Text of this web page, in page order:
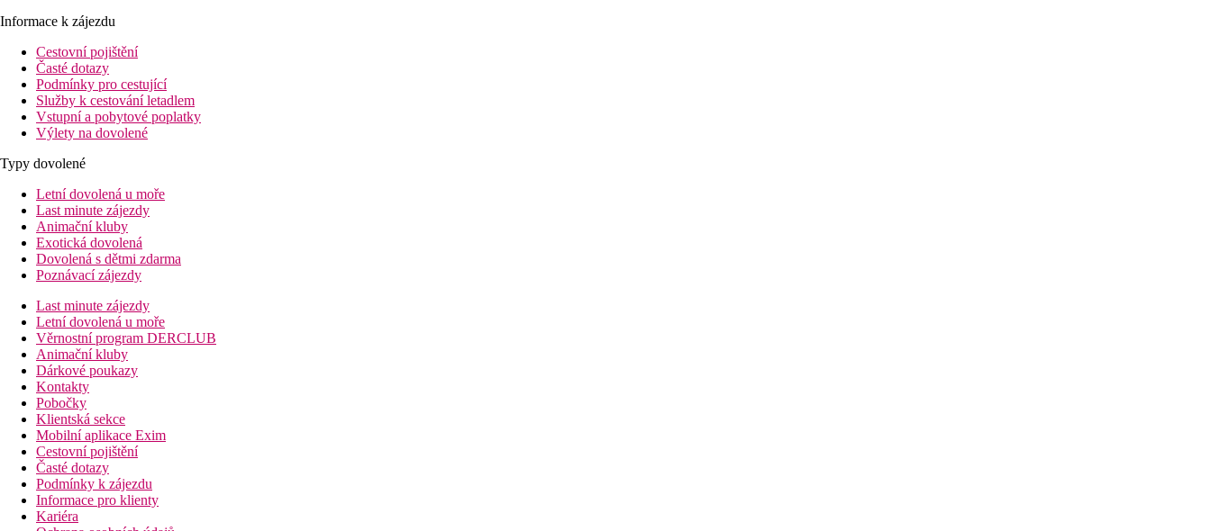
Informace k zájezdu
Cestovní pojištění
Časté dotazy
Podmínky pro cestující
Služby k cestování letadlem
Vstupní a pobytové poplatky
Výlety na dovolené
Typy dovolené
Letní dovolená u moře
Last minute zájezdy
Animační kluby
Exotická dovolená
Dovolená s dětmi zdarma
Poznávací zájezdy
Last minute zájezdy
Letní dovolená u moře
Věrnostní program DERCLUB
Animační kluby
Dárkové poukazy
Kontakty
Pobočky
Klientská sekce
Mobilní aplikace Exim
Cestovní pojištění
Časté dotazy
Podmínky k zájezdu
Informace pro klienty
Kariéra